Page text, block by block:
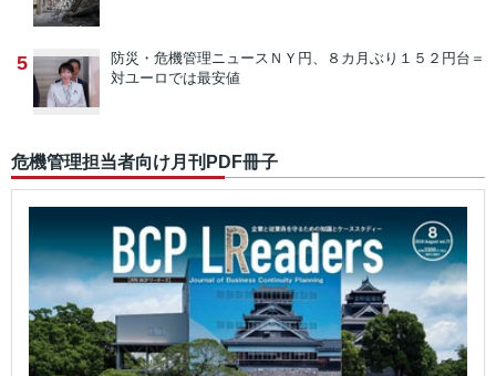
5 防災・危機管理ニュース ＮＹ円、８カ月ぶり１５２円台＝
対ユーロでは最安値
危機管理担当者向け月刊PDF冊子